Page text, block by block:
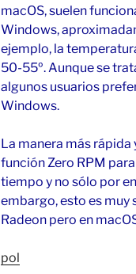
macOS, suelen
Windows,
ejemplo, la
50-55º. Aunque se
algunos usuarios
Windows.
La manera más
función Zero RPM
tiempo y no sólo por
embargo, esto es muy
Radeon pero en
pol